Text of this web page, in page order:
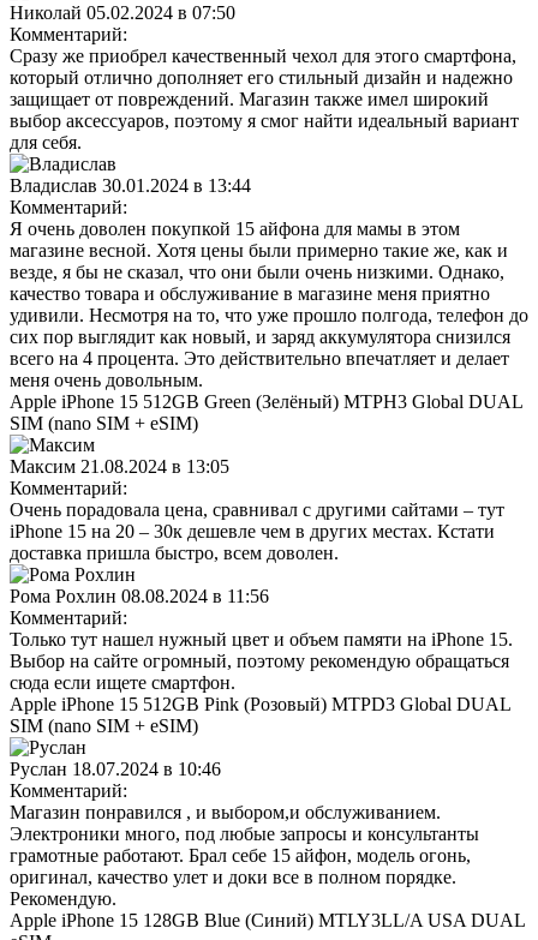
Николай 05.02.2024 в 07:50
Комментарий:
Сразу же приобрел качественный чехол для этого смартфона,
который отлично дополняет его стильный дизайн и надежно
защищает от повреждений. Магазин также имел широкий
выбор аксессуаров, поэтому я смог найти идеальный вариант
для себя.
Владислав 30.01.2024 в 13:44
Комментарий:
Я очень доволен покупкой 15 айфона для мамы в этом
магазине весной. Хотя цены были примерно такие же, как и
везде, я бы не сказал, что они были очень низкими. Однако,
качество товара и обслуживание в магазине меня приятно
удивили. Несмотря на то, что уже прошло полгода, телефон до
сих пор выглядит как новый, и заряд аккумулятора снизился
всего на 4 процента. Это действительно впечатляет и делает
меня очень довольным.
Apple iPhone 15 512GB Green (Зелёный) MTPH3 Global DUAL
SIM (nano SIM + eSIM)
Максим 21.08.2024 в 13:05
Комментарий:
Очень порадовала цена, сравнивал с другими сайтами – тут
iPhone 15 на 20 – 30к дешевле чем в других местах. Кстати
доставка пришла быстро, всем доволен.
Рома Рохлин 08.08.2024 в 11:56
Комментарий:
Только тут нашел нужный цвет и объем памяти на iPhone 15.
Выбор на сайте огромный, поэтому рекомендую обращаться
сюда если ищете смартфон.
Apple iPhone 15 512GB Pink (Розовый) MTPD3 Global DUAL
SIM (nano SIM + eSIM)
Руслан 18.07.2024 в 10:46
Комментарий:
Магазин понравился , и выбором,и обслуживанием.
Электроники много, под любые запросы и консультанты
грамотные работают. Брал себе 15 айфон, модель огонь,
оригинал, качество улет и доки все в полном порядке.
Рекомендую.
Apple iPhone 15 128GB Blue (Синий) MTLY3LL/A USA DUAL